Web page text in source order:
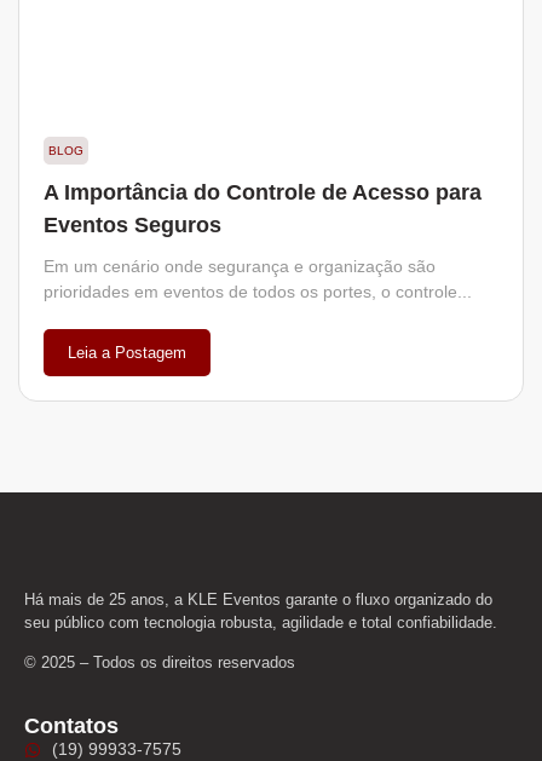
BLOG
A Importância do Controle de Acesso para
Eventos Seguros
Em um cenário onde segurança e organização são
prioridades em eventos de todos os portes, o controle...
Leia a Postagem
Há mais de 25 anos, a KLE Eventos garante o fluxo organizado do
seu público com tecnologia robusta, agilidade e total confiabilidade.
© 2025 – Todos os direitos reservados
Contatos
(19) 99933-7575